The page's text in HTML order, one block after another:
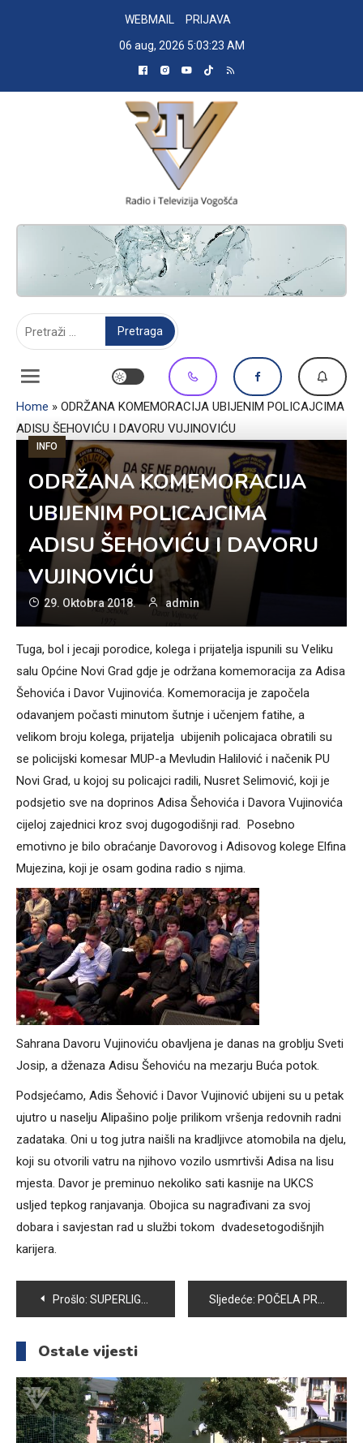
WEBMAIL
PRIJAVA
06 aug, 2026 5:03:24 AM
RADIO TELEVIZIJA VOGOŠĆA
Home » ODRŽANA KOMEMORACIJA UBIJENIM POLICAJCIMA
ADISU ŠEHOVIĆU I DAVORU VUJINOVIĆU
INFO
ODRŽANA KOMEMORACIJA
UBIJENIM POLICAJCIMA
ADISU ŠEHOVIĆU I DAVORU
VUJINOVIĆU
29. Oktobra 2018. admin
Tuga, bol i jecaji porodice, kolega i prijatelja ispunili su Veliku
salu Općine Novi Grad gdje je održana komemoracija za Adisa
Šehovića i Davor Vujinovića. Komemoracija je započela
odavanjem počasti minutom šutnje i učenjem fatihe, a
velikom broju kolega, prijatelja ubijenih policajaca obratili su
se policijski komesar MUP-a Mevludin Halilović i načenik PU
Novi Grad, u kojoj su policajci radili, Nusret Selimović, koji je
podsjetio sve na doprinos Adisa Šehovića i Davora Vujinovića
cijeloj zajednici kroz svoj dugogodišnji rad. Posebno
emotivno je bilo obraćanje Davorovog i Adisovog kolege Elfina
Mujezina, koji je osam godina radio s njima.
Sahrana Davoru Vujinoviću obavljena je danas na groblju Sveti
Josip, a dženaza Adisu Šehoviću na mezarju Buća potok.
Podsjećamo, Adis Šehović i Davor Vujinović ubijeni su u petak
ujutro u naselju Alipašino polje prilikom vršenja redovnih radni
zadataka. Oni u tog jutra naišli na kradljivce atomobila na djelu,
koji su otvorili vatru na njihovo vozilo usmrtivši Adisa na lisu
mjesta. Davor je preminuo nekoliko sati kasnije na UKCS
usljed tepkog ranjavanja. Obojica su nagrađivani za svoj
dobara i savjestan rad u službi tokom dvadesetogodišnjih
karijera.
Navigacija
članaka
Prošlo: SUPERLIGA FEDERACIJE BIH ZA ODBOJKAŠICE GRUPA JUG – TROGLAV BOLJI OD VOGOŠĆE Sljedeće: POČELA PRIMJENA NOVOG PRAVILNIKA O EVIDENCIJAMA U SLUŽBI ZA ZAPOŠLJAVANJE KS
Ostale vijesti